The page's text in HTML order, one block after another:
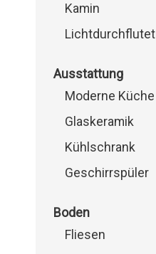
Kamin
Lichtdurchflutet
Ausstattung
Moderne Küche
Glaskeramik
Kühlschrank
Geschirrspüler
Boden
Fliesen